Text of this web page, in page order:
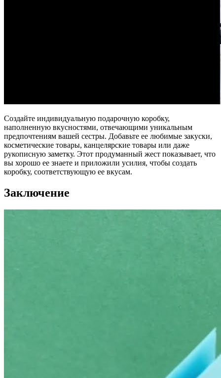
Создайте индивидуальную подарочную коробку,
наполненную вкусностями, отвечающими уникальным
предпочтениям вашей сестры. Добавьте ее любимые закуски,
косметические товары, канцелярские товары или даже
рукописную заметку. Этот продуманный жест показывает, что
вы хорошо ее знаете и приложили усилия, чтобы создать
коробку, соответствующую ее вкусам.
Заключение